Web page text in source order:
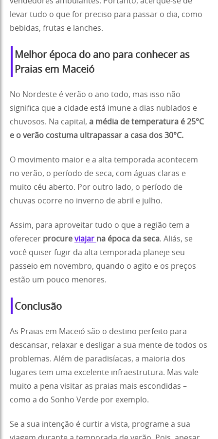
levar tudo o que for preciso para passar o dia, como
bebidas, frutas e lanches.
Melhor época do ano para conhecer as
Praias em Maceió
No Nordeste é verão o ano todo, mas isso não
significa que a cidade está imune a dias nublados e
chuvosos. Na capital, a média de temperatura é 25°C
e o verão costuma ultrapassar a casa dos 30°C.
O movimento maior e a alta temporada acontecem
no verão, o período de seca, com águas claras e
muito céu aberto. Por outro lado, o período de
chuvas ocorre no inverno de abril e julho.
Assim, para aproveitar tudo o que a região tem a
oferecer procure viajar na época da seca. Aliás, se
você quiser fugir da alta temporada planeje seu
passeio em novembro, quando o agito e os preços
estão um pouco menores.
Conclusão
As Praias em Maceió são o destino perfeito para
descansar, relaxar e desligar a sua mente de todos os
problemas. Além de paradisíacas, a maioria dos
lugares tem uma excelente infraestrutura. Mas vale
muito a pena visitar as praias mais escondidas –
como a do Sonho Verde por exemplo.
Se a sua intenção é curtir a vista, programe a sua